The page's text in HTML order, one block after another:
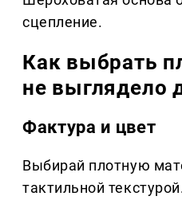
сцепление.
Как выбрать
не выглядело
Фактура и цвет
Выбирай плотную
тактильной